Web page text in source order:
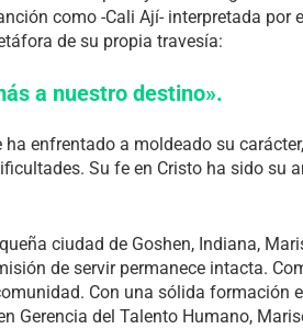
como -Cali Ají- interpretada por
de su propia travesía:
a nuestro destino».
enfrentado a moldeado su
Su fe en Cristo ha sido su
ciudad de Goshen, Indiana,
de servir permanece intacta.
Con una sólida formación
Gerencia del Talento Humano,